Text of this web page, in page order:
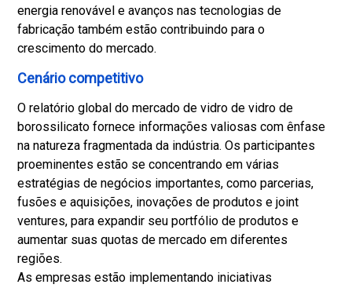
energia renovável e avanços nas tecnologias de
fabricação também estão contribuindo para o
crescimento do mercado.
Cenário competitivo
O relatório global do mercado de vidro de vidro de
borossilicato fornece informações valiosas com ênfase
na natureza fragmentada da indústria. Os participantes
proeminentes estão se concentrando em várias
estratégias de negócios importantes, como parcerias,
fusões e aquisições, inovações de produtos e joint
ventures, para expandir seu portfólio de produtos e
aumentar suas quotas de mercado em diferentes
regiões.
As empresas estão implementando iniciativas